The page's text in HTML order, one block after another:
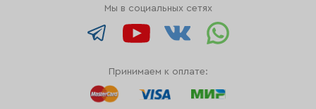
Мы в социальных сетях
Принимаем к оплате: